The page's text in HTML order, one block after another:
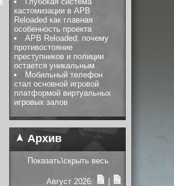
кастомизации в APB
Reloaded как главная
особенность проекта
APB Reloaded: почему
противостояние
преступников и полиции
остается уникальным
Мобильный телефон
стал основной игровой
платформой виртуальных
игровых залов
Архив
Показать\скрыть весь
Август 2026: